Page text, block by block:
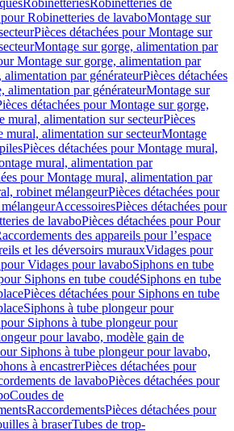
RobinetteriesRobinetteries de
Robinetteries de lavaboMontage sur
Pièces détachées pour Montage sur
Montage sur gorge, alimentation par
Montage sur gorge, alimentation par
par générateurPièces détachées
alimentation par générateurMontage sur
détachées pour Montage sur gorge,
mural, alimentation sur secteurPièces
mural, alimentation sur secteurMontage
Pièces détachées pour Montage mural,
mural, alimentation par
pour Montage mural, alimentation par
robinet mélangeurPièces détachées pour
AccessoiresPièces détachées pour
de lavaboPièces détachées pour Pour
des appareils pour l’espace
et les déversoirs murauxVidages pour
pour Vidages pour lavaboSiphons en tube
Siphons en tube coudéSiphons en tube
Pièces détachées pour Siphons en tube
Siphons à tube plongeur pour
pour Siphons à tube plongeur pour
pour lavabo, modèle gain de
Siphons à tube plongeur pour lavabo,
à encastrerPièces détachées pour
de lavaboPièces détachées pour
Coudes de
RaccordementsPièces détachées pour
à braserTubes de trop-